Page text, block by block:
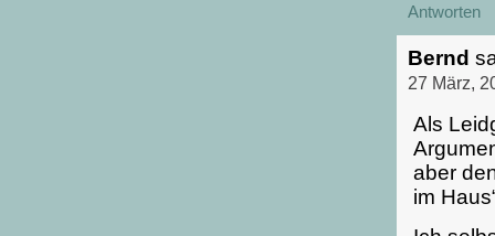
Antworten
Bernd
27 März,
Als
aber
im